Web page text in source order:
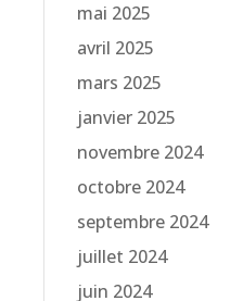
mai 2025
avril 2025
mars 2025
janvier 2025
novembre 2024
octobre 2024
septembre 2024
juillet 2024
juin 2024